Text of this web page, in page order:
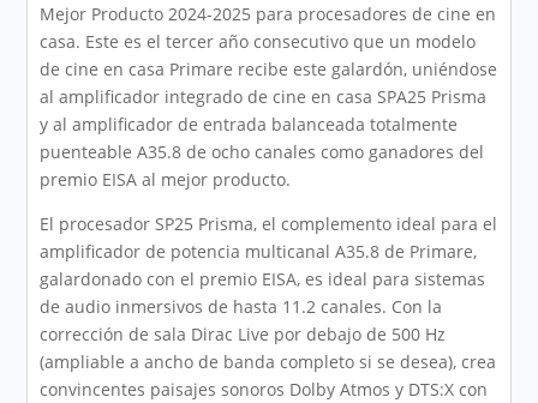
Mejor Producto 2024-2025 para procesadores de cine en
casa. Este es el tercer año consecutivo que un modelo
de cine en casa Primare recibe este galardón, uniéndose
al amplificador integrado de cine en casa SPA25 Prisma
y al amplificador de entrada balanceada totalmente
puenteable A35.8 de ocho canales como ganadores del
premio EISA al mejor producto.
El procesador SP25 Prisma, el complemento ideal para el
amplificador de potencia multicanal A35.8 de Primare,
galardonado con el premio EISA, es ideal para sistemas
de audio inmersivos de hasta 11.2 canales. Con la
corrección de sala Dirac Live por debajo de 500 Hz
(ampliable a ancho de banda completo si se desea), crea
convincentes paisajes sonoros Dolby Atmos y DTS:X con